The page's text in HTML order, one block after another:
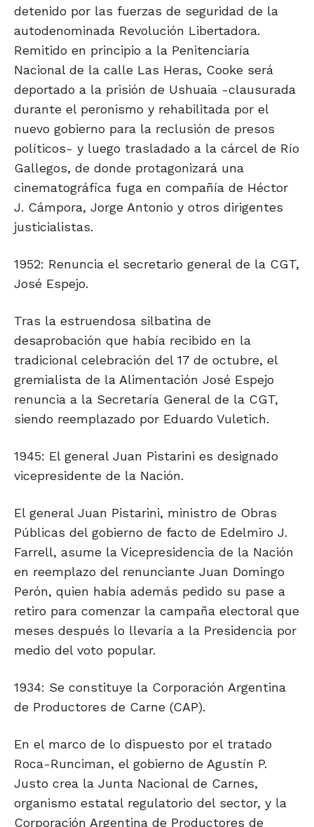
detenido por las fuerzas de seguridad de la
autodenominada Revolución Libertadora.
Remitido en principio a la Penitenciaría
Nacional de la calle Las Heras, Cooke será
deportado a la prisión de Ushuaia -clausurada
durante el peronismo y rehabilitada por el
nuevo gobierno para la reclusión de presos
políticos- y luego trasladado a la cárcel de Río
Gallegos, de donde protagonizará una
cinematográfica fuga en compañía de Héctor
J. Cámpora, Jorge Antonio y otros dirigentes
justicialistas.
1952: Renuncia el secretario general de la CGT,
José Espejo.
Tras la estruendosa silbatina de
desaprobación que había recibido en la
tradicional celebración del 17 de octubre, el
gremialista de la Alimentación José Espejo
renuncia a la Secretaría General de la CGT,
siendo reemplazado por Eduardo Vuletich.
1945: El general Juan Pistarini es designado
vicepresidente de la Nación.
El general Juan Pistarini, ministro de Obras
Públicas del gobierno de facto de Edelmiro J.
Farrell, asume la Vicepresidencia de la Nación
en reemplazo del renunciante Juan Domingo
Perón, quien había además pedido su pase a
retiro para comenzar la campaña electoral que
meses después lo llevaría a la Presidencia por
medio del voto popular.
1934: Se constituye la Corporación Argentina
de Productores de Carne (CAP).
En el marco de lo dispuesto por el tratado
Roca-Runciman, el gobierno de Agustín P.
Justo crea la Junta Nacional de Carnes,
organismo estatal regulatorio del sector, y la
Corporación Argentina de Productores de